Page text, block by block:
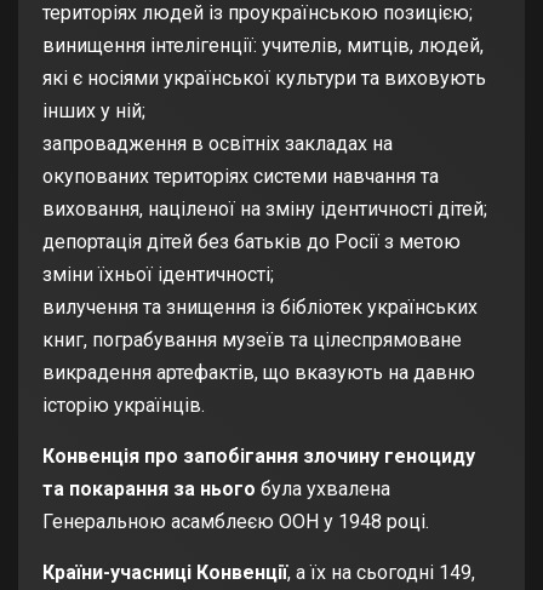
територіях людей із проукраїнською позицією;
винищення інтелігенції: учителів, митців, людей,
які є носіями української культури та виховують
інших у ній;
запровадження в освітніх закладах на
окупованих територіях системи навчання та
виховання, націленої на зміну ідентичності дітей;
депортація дітей без батьків до Росії з метою
зміни їхньої ідентичності;
вилучення та знищення із бібліотек українських
книг, пограбування музеїв та цілеспрямоване
викрадення артефактів, що вказують на давню
історію українців.
Конвенція про запобігання злочину геноциду
та покарання за нього була ухвалена
Генеральною асамблеєю ООН у 1948 році.
Країни-учасниці Конвенції, а їх на сьогодні 149,